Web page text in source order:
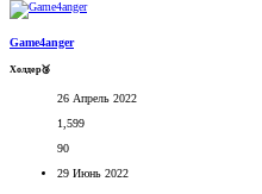
Game4anger
Холдер🥉
26 Апрель 2022
1,599
90
29 Июнь 2022